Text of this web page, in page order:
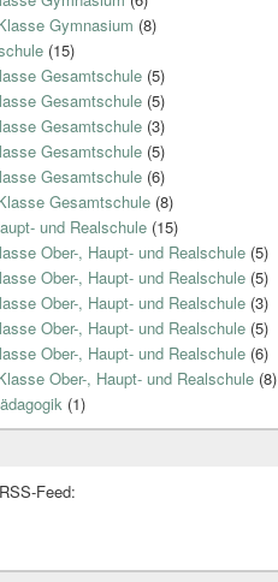
Gymnasium (8)
(15)
Gesamtschule(5)
Gesamtschule(5)
Gesamtschule(3)
Gesamtschule(5)
Gesamtschule(6)
Gesamtschule(8)
und Realschule (15)
Ober-, Haupt- und Realschule(5)
Ober-, Haupt- und Realschule(5)
Ober-, Haupt- und Realschule(3)
Ober-, Haupt- und Realschule(5)
Ober-, Haupt- und Realschule(6)
Ober-, Haupt- und Realschule(8)
(1)
Feed: